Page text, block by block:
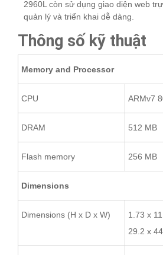
2960L còn sử dụng giao diện web
quản lý và triển khai dễ dàng.
Thông số kỹ thuật
Memory and Processor
CPU ARMv7
DRAM 512 MB
Flash memory 256 MB
Dimensions
Dimensions (H x D x W)
1.73 x
29.2 x